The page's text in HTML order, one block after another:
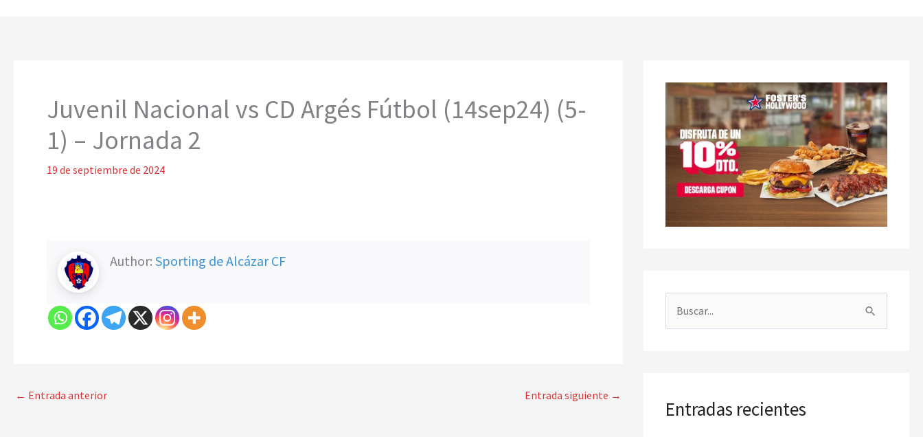
Juvenil Nacional vs CD Argés Fútbol (14sep24) (5-
1) – Jornada 2
19 de septiembre de 2024
Author: Sporting de Alcázar CF
← Entrada anterior Entrada siguiente →
a
Entradas recientes